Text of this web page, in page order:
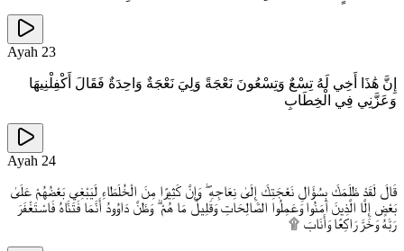
Ayah 23
إِنَّ هَٰذَا أَخِي لَهُ تِسْعٌ وَتِسْعُونَ نَعْجَةً وَلِيَ نَعْجَةٌ وَاحِدَةٌ فَقَالَ أَكْفِلْنِيهَا
وَعَزَّنِي فِي الْخِطَابِ
Ayah 24
قَالَ لَقَدْ ظَلَمَكَ بِسُؤَالِ نَعْجَتِكَ إِلَىٰ نِعَاجِهِ ۖ وَإِنَّ كَثِيرًا مِنَ الْخُلَطَاءِ لَيَبْغِي بَعْضُهُمْ عَلَىٰ
بَعْضٍ إِلَّا الَّذِينَ آمَنُوا وَعَمِلُوا الصَّالِحَاتِ وَقَلِيلٌ مَا هُمْ ۗ وَظَنَّ دَاوُودُ أَنَّمَا فَتَنَّاهُ فَاسْتَغْفَرَ
رَبَّهُ وَخَرَّ رَاكِعًا وَأَنَابَ ۩